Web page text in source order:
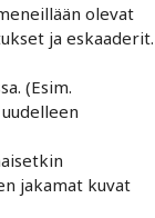
olevat
ja eskaaderit.
(Esim.
jakamat kuvat